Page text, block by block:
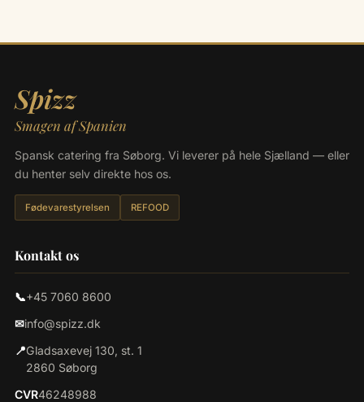
Spizz
Smagen af Spanien
Spansk catering fra Søborg. Vi leverer på hele Sjælland — eller
du henter selv direkte hos os.
Fødevarestyrelsen REFOOD
Kontakt os
📞+45 7060 8600
✉info@spizz.dk
📍Gladsaxevej 130, st. 1
2860 Søborg
CVR46248988